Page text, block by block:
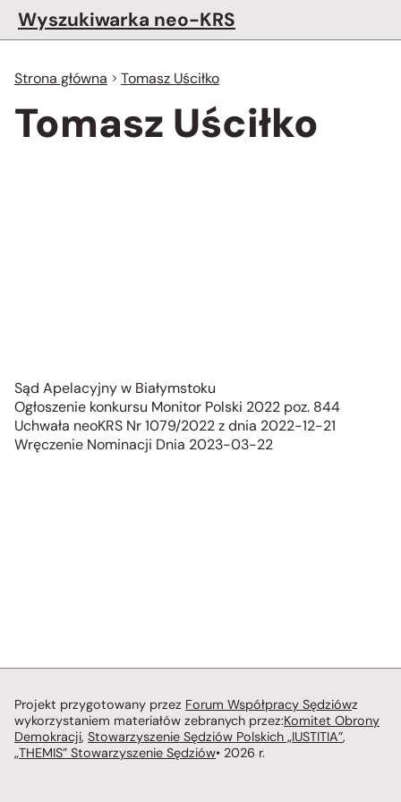
Wyszukiwarka neo-KRS
Strona główna Tomasz Uściłko
Tomasz Uściłko
Sąd Apelacyjny w Białymstoku
Ogłoszenie konkursu Monitor Polski 2022 poz. 844
Uchwała neoKRS Nr 1079/2022 z dnia 2022-12-21
Wręczenie Nominacji Dnia 2023-03-22
Projekt przygotowany przez Forum Współpracy Sędziówz
wykorzystaniem materiałów zebranych przez:Komitet Obrony
Demokracji, Stowarzyszenie Sędziów Polskich „IUSTITIA”,
„THEMIS” Stowarzyszenie Sędziów• 2026 r.